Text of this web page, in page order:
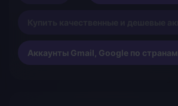
Аккаунты Gmail, Google по странам